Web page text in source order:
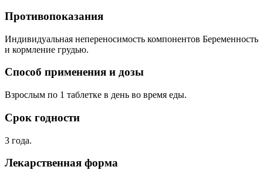
Противопоказания
Индивидуальная непереносимость компонентов Беременность
и кормление грудью.
Способ применения и дозы
Взрослым по 1 таблетке в день во время еды.
Срок годности
3 года.
Лекарственная форма